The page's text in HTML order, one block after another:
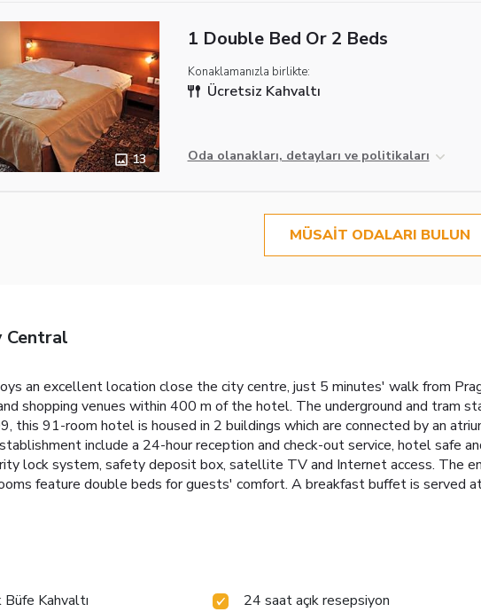
13
1 Double Bed Or 2 Beds
Konaklamanızla birlikte:
Ücretsiz Kahvaltı
Oda olanakları, detayları ve politikaları
MÜSAIT ODALARI BULUN
Central
an excellent location close the city centre, just 5 minutes' walk from
shopping venues within 400 m of the hotel. The underground and tram
this 91-room hotel is housed in 2 buildings which are connected by an
include a 24-hour reception and check-out service, hotel safe
lock system, safety deposit box, satellite TV and Internet access. The
feature double beds for guests' comfort. A breakfast buffet is served
Kahvaltı 24 saat açık resepsiyon